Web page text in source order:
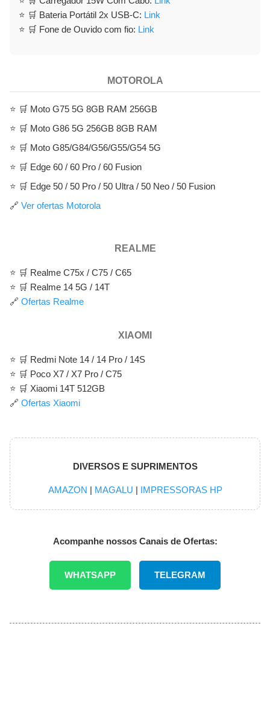
⭐ 🛒 Bateria Portátil 2x USB-C: Link
⭐ 🛒 Fone de Ouvido com fio: Link
MOTOROLA
⭐ 🛒 Moto G75 5G 8GB RAM 256GB
⭐ 🛒 Moto G86 5G 256GB 8GB RAM
⭐ 🛒 Moto G85/G84/G56/G55/G54 5G
⭐ 🛒 Edge 60 / 60 Pro / 60 Fusion
⭐ 🛒 Edge 50 / 50 Pro / 50 Ultra / 50 Neo / 50 Fusion
🔗 Ver ofertas Motorola
REALME
⭐ 🛒 Realme C75x / C75 / C65
⭐ 🛒 Realme 14 5G / 14T
🔗 Ofertas Realme
XIAOMI
⭐ 🛒 Redmi Note 14 / 14 Pro / 14S
⭐ 🛒 Poco X7 / X7 Pro / C75
⭐ 🛒 Xiaomi 14T 512GB
🔗 Ofertas Xiaomi
DIVERSOS E SUPRIMENTOS
AMAZON | MAGALU | IMPRESSORAS HP
Acompanhe nossos Canais de Ofertas:
WHATSAPP TELEGRAM